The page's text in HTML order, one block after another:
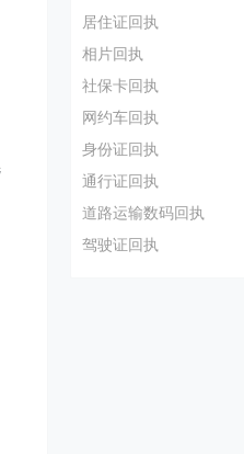
居住证回执
相片回执
社保卡回执
网约车回执
身份证回执
通行证回执
道路运输数码回执
驾驶证回执